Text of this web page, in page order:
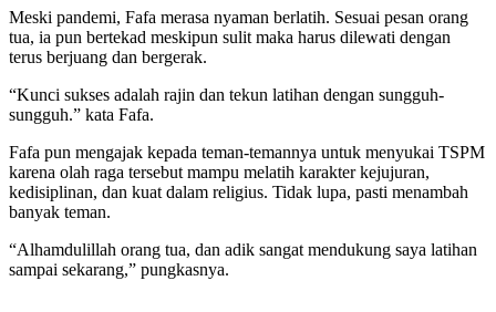
Meski pandemi, Fafa merasa nyaman berlatih. Sesuai pesan orang
tua, ia pun bertekad meskipun sulit maka harus dilewati dengan
terus berjuang dan bergerak.
“Kunci sukses adalah rajin dan tekun latihan dengan sungguh-
sungguh.” kata Fafa.
Fafa pun mengajak kepada teman-temannya untuk menyukai TSPM
karena olah raga tersebut mampu melatih karakter kejujuran,
kedisiplinan, dan kuat dalam religius. Tidak lupa, pasti menambah
banyak teman.
“Alhamdulillah orang tua, dan adik sangat mendukung saya latihan
sampai sekarang,” pungkasnya.